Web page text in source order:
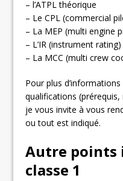
– l’ATPL théorique
– Le CPL (commercial
– La MEP (multi engine
– L’IR (instrument rating)
– La MCC (multi crew
Pour plus
qualifications
je vous invite à vous
ou tout est indiqué.
Autre points
classe 1